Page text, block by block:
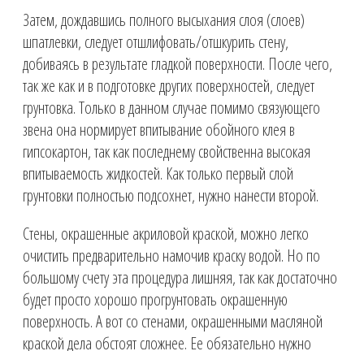
Затем, дождавшись полного высыхания слоя (слоев)
шпатлевки, следует отшлифовать/отшкурить стену,
добиваясь в результате гладкой поверхности. После чего,
так же как и в подготовке других поверхностей, следует
грунтовка. Только в данном случае помимо связующего
звена она нормирует впитывание обойного клея в
гипсокартон, так как последнему свойственна высокая
впитываемость жидкостей. Как только первый слой
грунтовки полностью подсохнет, нужно нанести второй.
Стены, окрашенные акриловой краской, можно легко
очистить предварительно намочив краску водой. Но по
большому счету эта процедура лишняя, так как достаточно
будет просто хорошо прогрунтовать окрашенную
поверхность. А вот со стенами, окрашенными масляной
краской дела обстоят сложнее. Ее обязательно нужно